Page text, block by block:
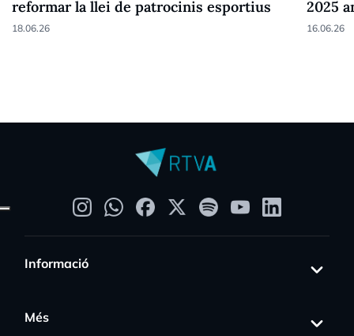
reformar la llei de patrocinis esportius
18.06.26
2025
16.06.26
Informació
Més